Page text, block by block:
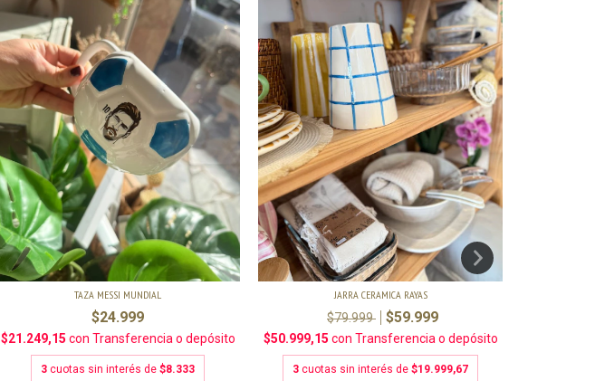
TAZA MESSI MUNDIAL
$24.999
$21.249,15 con Transferencia o depósito
3 cuotas sin interés de $8.333
JARRA CERAMICA RAYAS
$79.999 $59.999
$50.999,15 con Transferencia o depósito
3 cuotas sin interés de $19.999,67